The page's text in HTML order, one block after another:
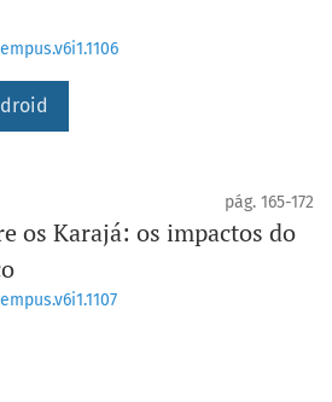
pág. 165-172
os Karajá: os impactos do